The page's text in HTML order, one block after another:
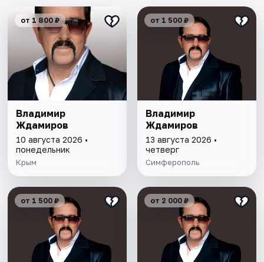
от 1 800 ₽
Владимир
Ждамиров
10 августа 2026 •
понедельник
Крым
от 1 500 ₽
Владимир
Ждамиров
13 августа 2026 •
четверг
Симферополь
от 1 500 ₽ от 2 000 ₽